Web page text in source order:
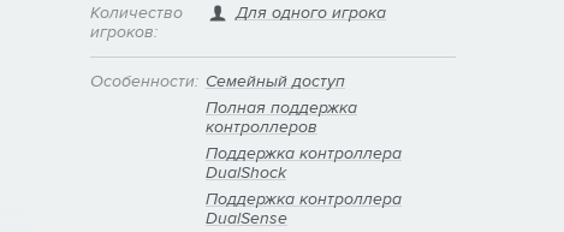
Количество
игроков:
Для одного игрока
Особенности: Семейный доступ
Полная поддержка
контроллеров
Поддержка контроллера
DualShock
Поддержка контроллера
DualSense